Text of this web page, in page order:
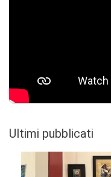
Ultimi pubblicati